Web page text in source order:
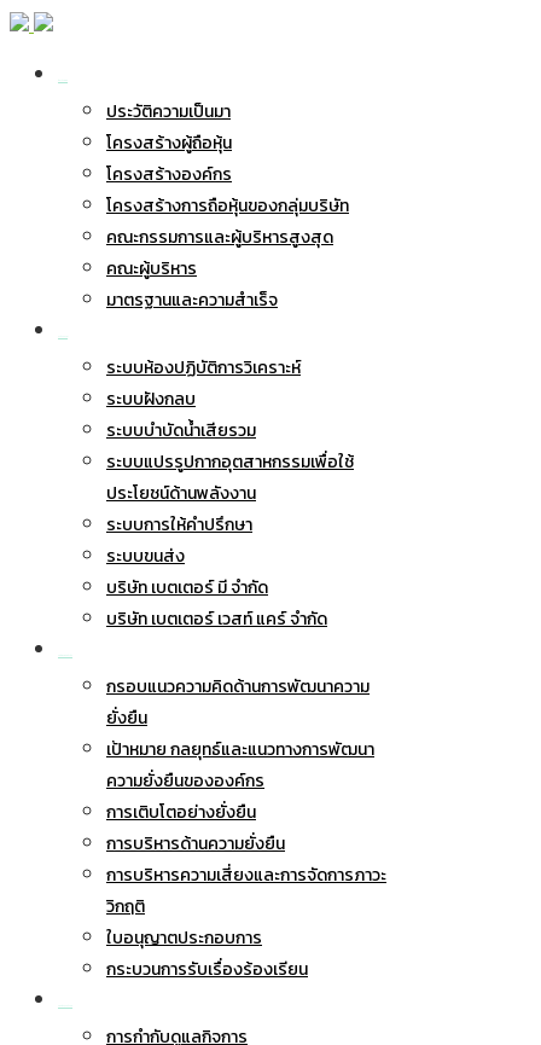
ประวัติความเป็นมา
โครงสร้างผู้ถือหุ้น
โครงสร้างองค์กร
โครงสร้างการถือหุ้นของกลุ่มบริษัท
คณะกรรมการและผู้บริหารสูงสุด
คณะผู้บริหาร
มาตรฐานและความสำเร็จ
ระบบห้องปฏิบัติการวิเคราะห์
ระบบฝังกลบ
ระบบบำบัดน้ำเสียรวม
ระบบแปรรูปกากอุตสาหกรรมเพื่อใช้
ประโยชน์ด้านพลังงาน
ระบบการให้คำปรึกษา
ระบบขนส่ง
บริษัท เบตเตอร์ มี จำกัด
บริษัท เบตเตอร์ เวสท์ แคร์ จำกัด
กรอบแนวความคิดด้านการพัฒนาความ
ยั่งยืน
เป้าหมาย กลยุทธ์และแนวทางการพัฒนา
ความยั่งยืนขององค์กร
การเติบโตอย่างยั่งยืน
การบริหารด้านความยั่งยืน
การบริหารความเสี่ยงและการจัดการภาวะ
วิกฤติ
ใบอนุญาตประกอบการ
กระบวนการรับเรื่องร้องเรียน
การกำกับดูแลกิจการ